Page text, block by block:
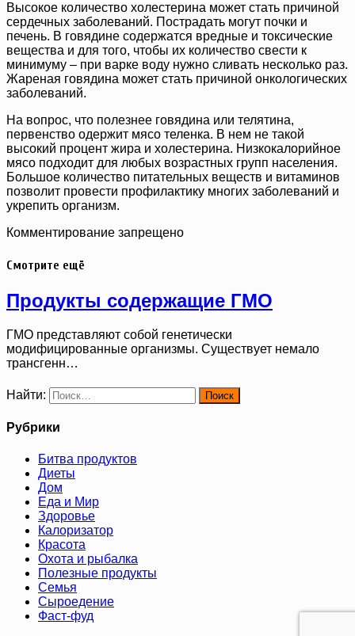
Высокое количество холестерина может стать причиной
сердечных заболеваний. Пострадать могут почки и
печень. В говядине содержатся вредные и токсические
вещества и для того, чтобы их количество свести к
минимуму – при варке воду нужно сливать несколько раз.
Жареная говядина может стать причиной онкологических
заболеваний.
На вопрос, что полезнее говядина или телятина,
первенство одержит мясо теленка. В нем не такой
высокий процент жира и холестерина. Низкокалорийное
мясо подходит для любых возрастных групп населения.
Большое количество питательных веществ и витаминов
позволит провести профилактику многих заболеваний и
укрепить организм.
Комментирование запрещено
Смотрите ещё
Продукты содержащие ГМО
ГМО представляют собой генетически
модифицированные организмы. Существует немало
трансгенн…
Найти:
Рубрики
Битва продуктов
Диеты
Дом
Еда и Мир
Здоровье
Калоризатор
Красота
Охота и рыбалка
Полезные продукты
Семья
Сыроедение
Фаст-фуд